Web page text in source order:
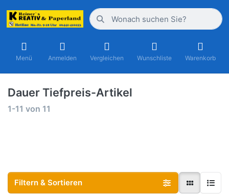
Menü Anmelden Vergleichen Wunschliste Warenkorb
Dauer Tiefpreis-Artikel
1-11 von 11
Filtern & Sortieren